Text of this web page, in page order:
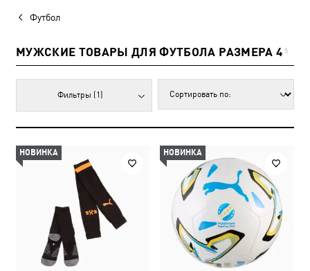
Футбол
МУЖСКИЕ ТОВАРЫ ДЛЯ ФУТБОЛА РАЗМЕРА 4 5
Фильтры (1)
НОВИНКА НОВИНКА